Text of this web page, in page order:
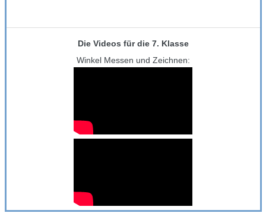
Die Videos für die 7. Klasse
Winkel Messen und Zeichnen: